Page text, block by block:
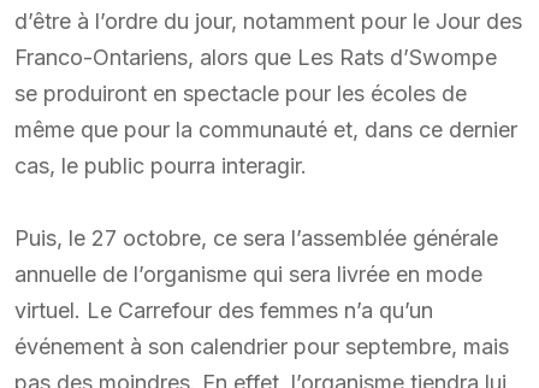
d’être à l’ordre du jour, notamment pour le Jour des
Franco-Ontariens, alors que Les Rats d’Swompe
se produiront en spectacle pour les écoles de
même que pour la communauté et, dans ce dernier
cas, le public pourra interagir.
Puis, le 27 octobre, ce sera l’assemblée générale
annuelle de l’organisme qui sera livrée en mode
virtuel. Le Carrefour des femmes n’a qu’un
événement à son calendrier pour septembre, mais
pas des moindres. En effet, l’organisme tiendra lui